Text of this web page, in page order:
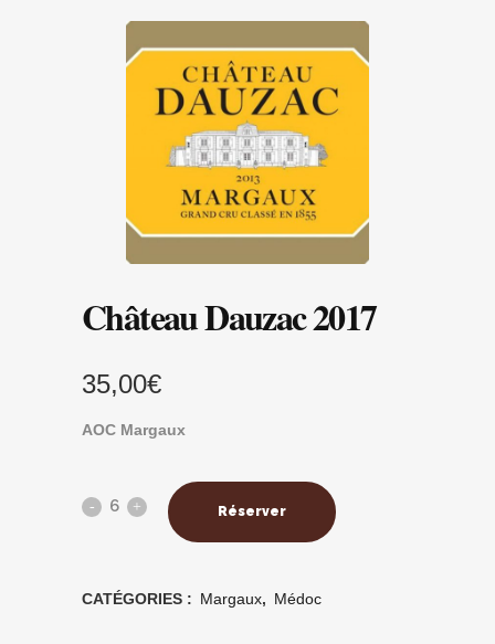
Château Dauzac 2017
35,00€
AOC Margaux
Réserver
CATÉGORIES : Margaux, Médoc